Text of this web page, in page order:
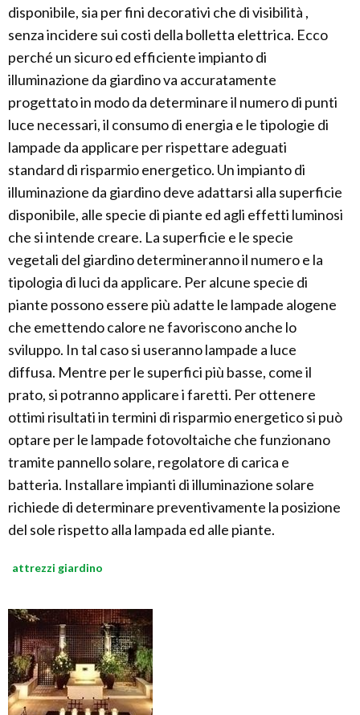
disponibile, sia per fini decorativi che di visibilità ,
senza incidere sui costi della bolletta elettrica. Ecco
perché un sicuro ed efficiente impianto di
illuminazione da giardino va accuratamente
progettato in modo da determinare il numero di punti
luce necessari, il consumo di energia e le tipologie di
lampade da applicare per rispettare adeguati
standard di risparmio energetico. Un impianto di
illuminazione da giardino deve adattarsi alla superficie
disponibile, alle specie di piante ed agli effetti luminosi
che si intende creare. La superficie e le specie
vegetali del giardino determineranno il numero e la
tipologia di luci da applicare. Per alcune specie di
piante possono essere più adatte le lampade alogene
che emettendo calore ne favoriscono anche lo
sviluppo. In tal caso si useranno lampade a luce
diffusa. Mentre per le superfici più basse, come il
prato, si potranno applicare i faretti. Per ottenere
ottimi risultati in termini di risparmio energetico si può
optare per le lampade fotovoltaiche che funzionano
tramite pannello solare, regolatore di carica e
batteria. Installare impianti di illuminazione solare
richiede di determinare preventivamente la posizione
del sole rispetto alla lampada ed alle piante.
attrezzi giardino